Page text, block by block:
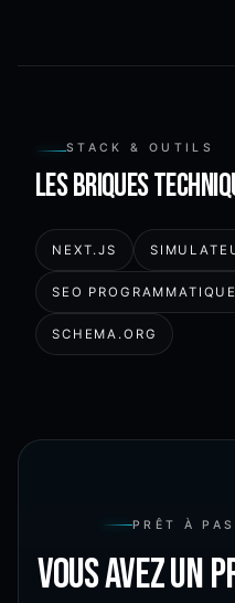
STACK & OUTILS
Les briques
NEXT.JS
SEO PROGRAMMATIQUE
SCHEMA.ORG
PRÊT À
Vous avez un